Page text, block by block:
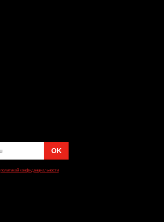
политикой конфиденциальности
OK